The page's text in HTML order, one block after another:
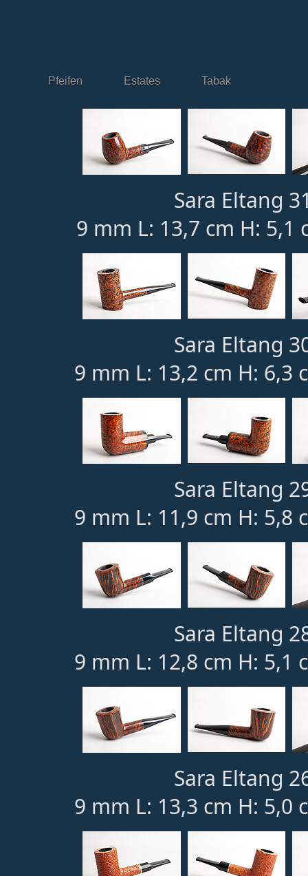
Pfeifen Estates Tabak
Sara Eltang
9 mm L: 13,7 cm H: 5,1
Sara Eltang
9 mm L: 13,2 cm H: 6,3
Sara Eltang
9 mm L: 11,9 cm H: 5,8
Sara Eltang
9 mm L: 12,8 cm H: 5,1
Sara Eltang
9 mm L: 13,3 cm H: 5,0